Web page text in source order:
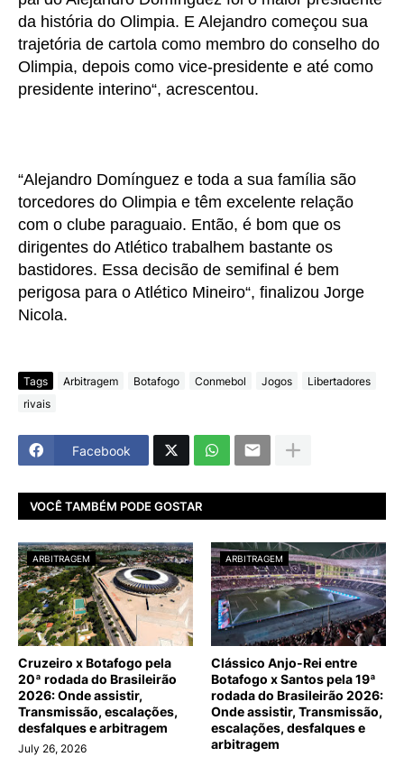
da história do Olimpia. E Alejandro começou sua
trajetória de cartola como membro do conselho do
Olimpia, depois como vice-presidente e até como
presidente interino“, acrescentou.
“Alejandro Domínguez e toda a sua família são
torcedores do Olimpia e têm excelente relação
com o clube paraguaio. Então, é bom que os
dirigentes do Atlético trabalhem bastante os
bastidores. Essa decisão de semifinal é bem
perigosa para o Atlético Mineiro“, finalizou Jorge
Nicola.
Tags Arbitragem Botafogo Conmebol Jogos
Libertadores
rivais
Facebook
VOCÊ TAMBÉM PODE GOSTAR
ARBITRAGEM
Cruzeiro x Botafogo pela
20ª rodada do Brasileirão
2026: Onde assistir,
Transmissão, escalações,
desfalques e arbitragem
July 26, 2026
ARBITRAGEM
Clássico Anjo-Rei entre
Botafogo x Santos pela 19ª
rodada do Brasileirão 2026:
Onde assistir, Transmissão,
escalações, desfalques e
arbitragem